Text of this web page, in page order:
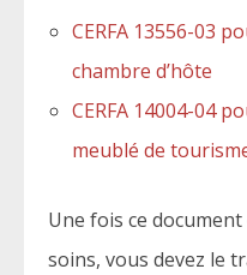
CERFA 13556-03
chambre d’hôte
CERFA 14004-04
meublé de
Une fois ce
soins, vous devez le